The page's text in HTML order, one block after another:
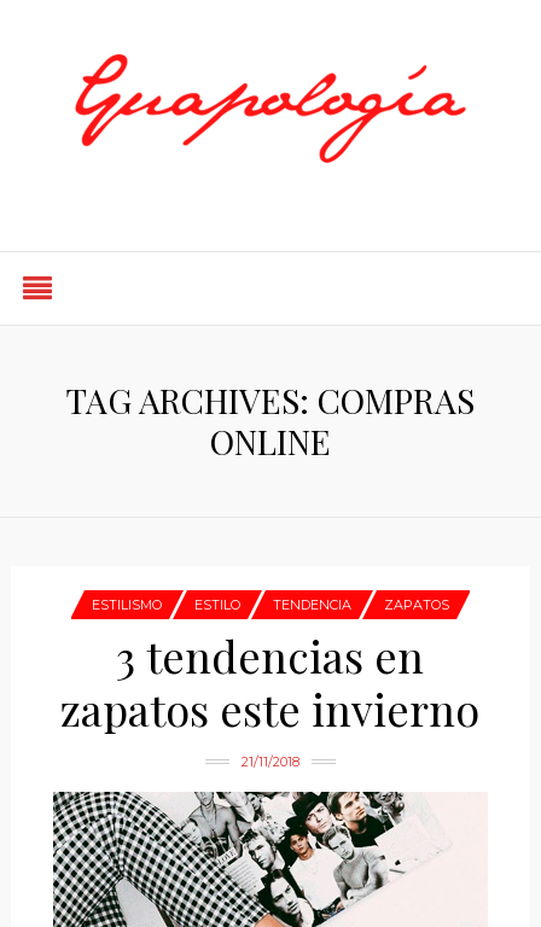
TAG ARCHIVES: COMPRAS
ONLINE
ESTILISMO ESTILO TENDENCIA ZAPATOS
3 tendencias en
zapatos este invierno
21/11/2018